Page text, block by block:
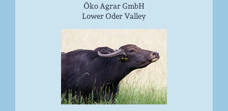
Öko Agrar GmbH
Lower Oder Valley